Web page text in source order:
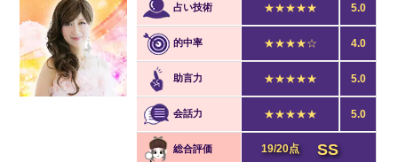
占い技術 ★★★★★ 5.0
的中率 ★★★★☆ 4.0
助言力 ★★★★★ 5.0
会話力 ★★★★★ 5.0
総合評価 19/20点 SS